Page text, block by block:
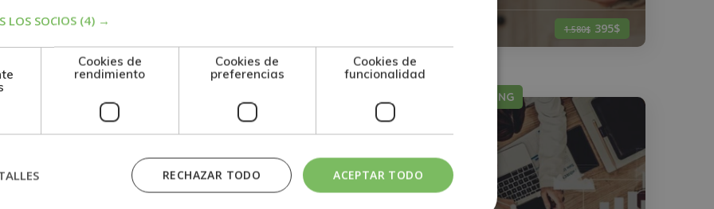
1.580$ 1.580$ 395$
MARKETING
LOS SOCIOS (4) →
Cookies de
rendimiento
Cookies de
preferencias
Cookies de
funcionalidad
ACEPTAR TODO
RECHAZAR TODO